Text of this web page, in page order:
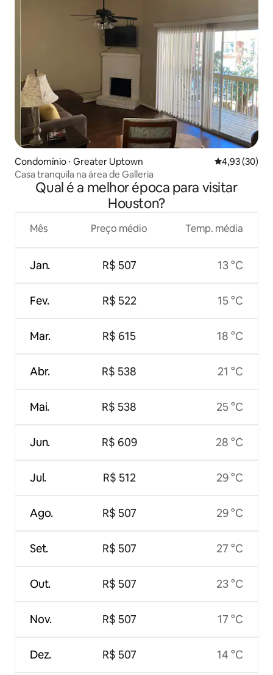
Condomínio ⋅ Greater Uptown 4,93 de uma
4,93 (30)
Casa tranquila na área de Galleria
Qual é a melhor época para visitar
Houston?
Mês
Jan.
Fev.
Mar.
Abr.
Mai.
Jun.
Jul.
Ago.
Set.
Out.
Nov.
Dez.
Preço médio
R$ 507
R$ 522
R$ 615
R$ 538
R$ 538
R$ 609
R$ 512
R$ 507
R$ 507
R$ 507
R$ 507
R$ 507
Temp. média
13 °C
15 °C
18 °C
21 °C
25 °C
28 °C
29 °C
29 °C
27 °C
23 °C
17 °C
14 °C